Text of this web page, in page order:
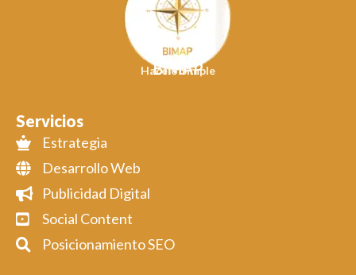
BIMAP
Hacelo Simple
Servicios
Estrategia
Desarrollo Web
Publicidad Digital
Social Content
Posicionamiento SEO